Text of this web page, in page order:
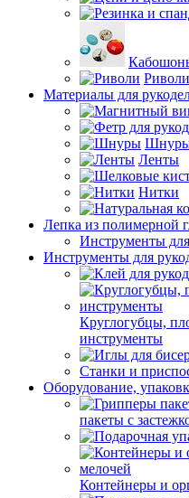
Риволи
Материалы для
Ленты
Нитки
Лепка из полимерной
Инструменты
Инструменты для
Круглогубцы,
инструменты
Станки и
Оборудование,
пакеты с
Контейнеры и